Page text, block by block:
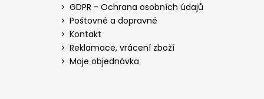
GDPR - Ochrana osobních údajů
Poštovné a dopravné
Kontakt
Reklamace, vrácení zboží
Moje objednávka